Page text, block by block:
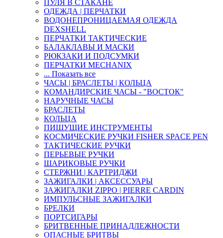
ПУЛЯ В СТАКАНЕ
ОДЕЖДА | ПЕРЧАТКИ
ВОДОНЕПРОНИЦАЕМАЯ ОДЕЖДА
DEXSHELL
ПЕРЧАТКИ ТАКТИЧЕСКИЕ
БАЛАКЛАВЫ И МАСКИ
РЮКЗАКИ И ПОДСУМКИ
ПЕРЧАТКИ MECHANIX
... Показать все
ЧАСЫ | БРАСЛЕТЫ | КОЛЬЦА
КОМАНДИРСКИЕ ЧАСЫ - "ВОСТОК"
НАРУЧНЫЕ ЧАСЫ
БРАСЛЕТЫ
КОЛЬЦА
ПИШУЩИЕ ИНСТРУМЕНТЫ
КОСМИЧЕСКИЕ РУЧКИ FISHER SPACE PEN
ТАКТИЧЕСКИЕ РУЧКИ
ПЕРЬЕВЫЕ РУЧКИ
ШАРИКОВЫЕ РУЧКИ
СТЕРЖНИ | КАРТРИДЖИ
ЗАЖИГАЛКИ | АКСЕССУАРЫ
ЗАЖИГАЛКИ ZIPPO | PIERRE CARDIN
ИМПУЛЬСНЫЕ ЗАЖИГАЛКИ
БРЕЛКИ
ПОРТСИГАРЫ
БРИТВЕННЫЕ ПРИНАДЛЕЖНОСТИ
ОПАСНЫЕ БРИТВЫ